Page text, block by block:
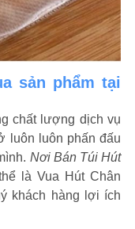
sản phẩm tại
chất lượng dịch vụ
luôn luôn phấn đấu
Nơi Bán Túi Hút
là Vua Hút Chân
khách hàng lợi ích